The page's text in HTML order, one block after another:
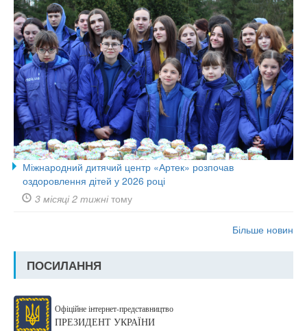
Міжнародний дитячий центр «Артек» розпочав
оздоровлення дітей у 2026 році
3 місяці 2 тижнітому
Більше новин
ПОСИЛАННЯ
Офіційне інтернет-представництво
ПРЕЗИДЕНТ УКРАЇНИ